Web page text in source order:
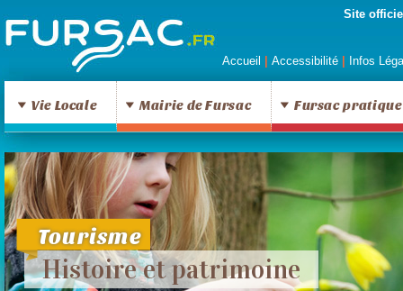
Site
Accueil Accessibilité Infos
Vie Locale Mairie de Fursac Fursac pratique
Tourisme
Histoire et patrimoine